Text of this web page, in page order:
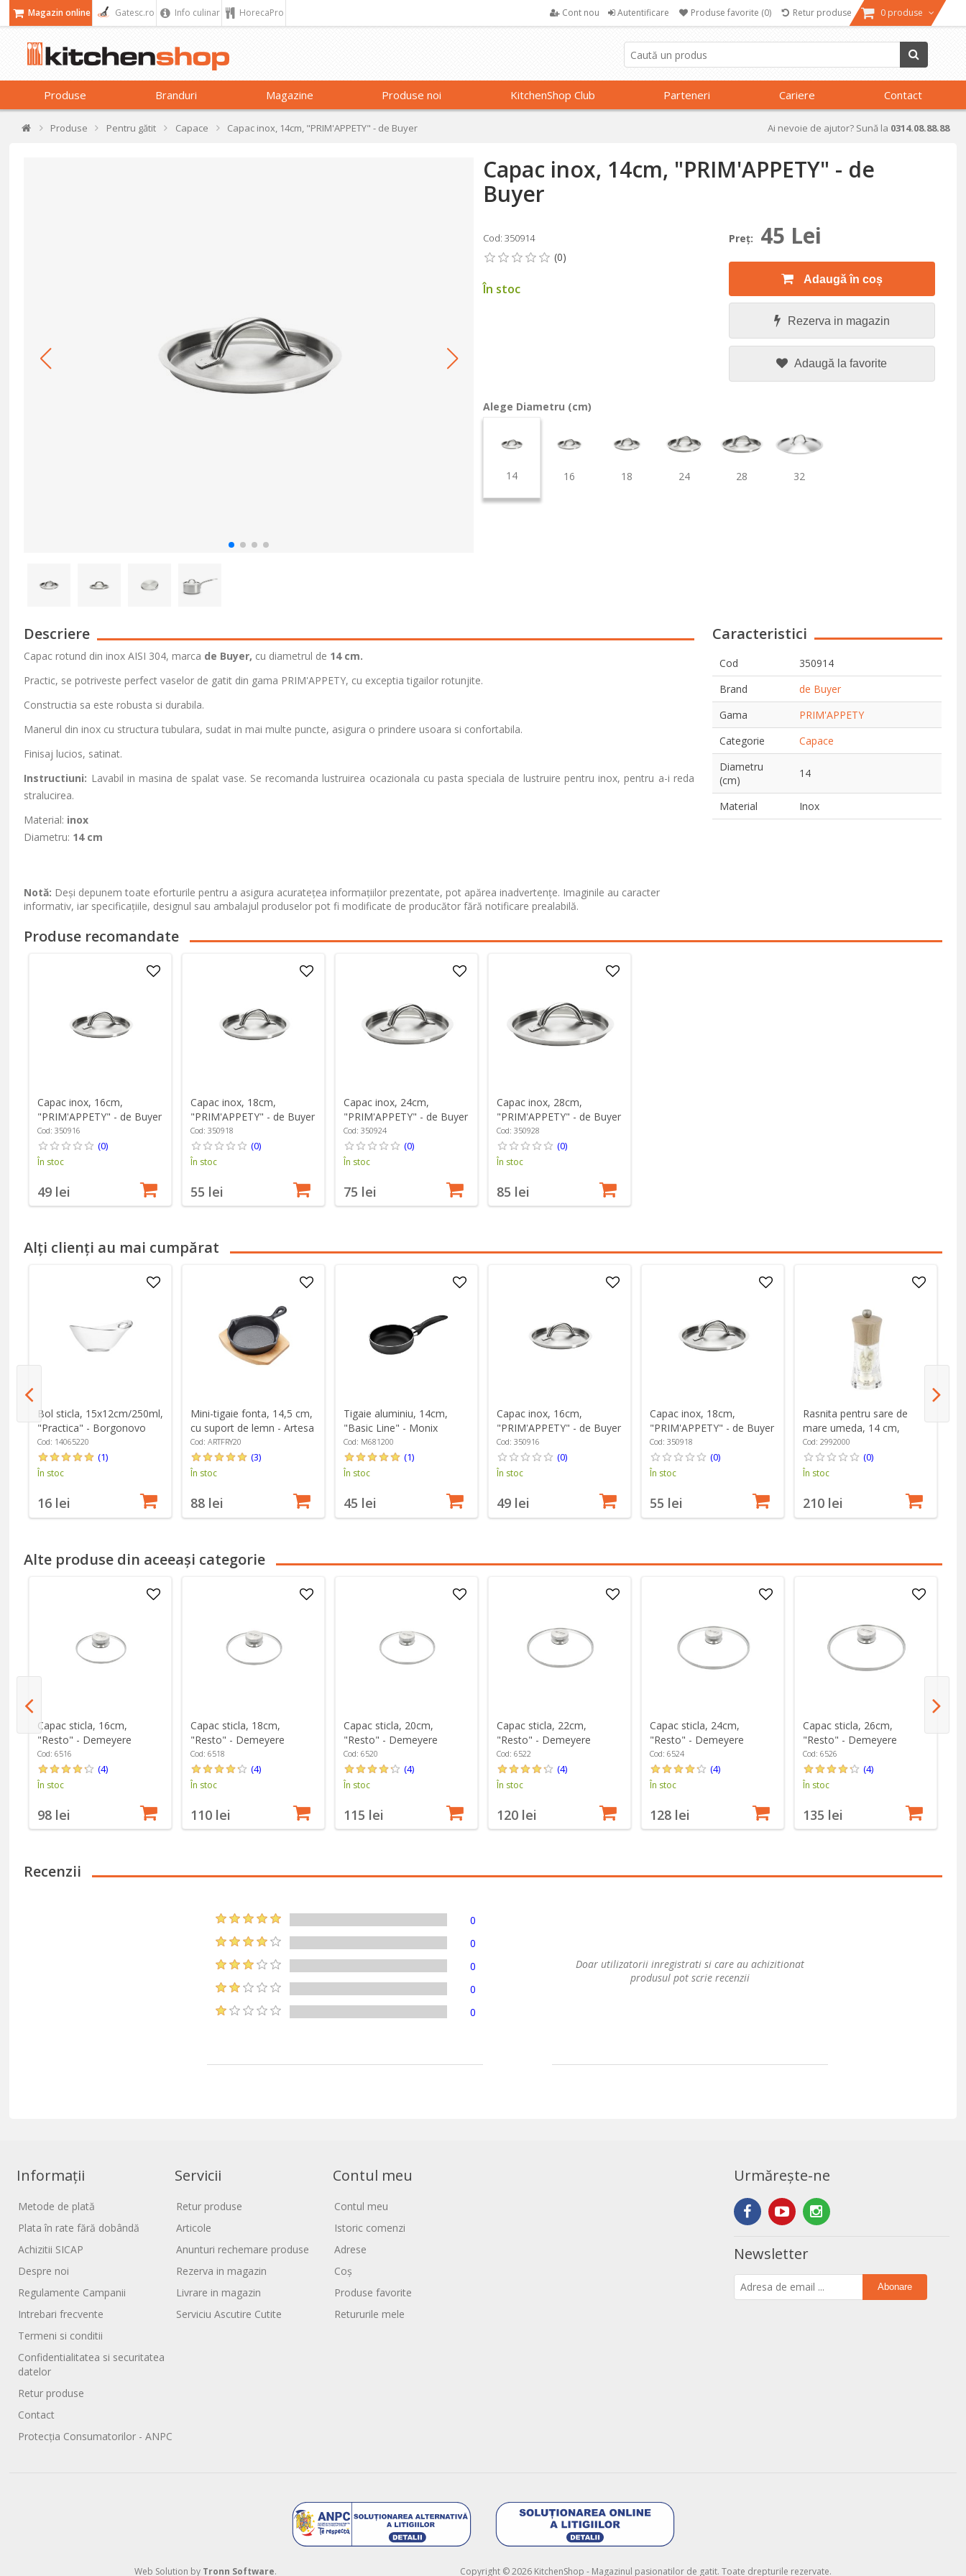
Magazin online Gatesc.ro Info culinar HorecaPro Cont nou Autentificare Produse favorite (0) Retur produse 0 produse
Produse Branduri Magazine Produse noi KitchenShop Club Parteneri Cariere Contact
Produse Pentru gătit Capace Capac inox, 14cm, "PRIM'APPETY" - de Buyer Ai nevoie de ajutor? Sună la 0314.08.88.88
Capac inox, 14cm, "PRIM'APPETY" - de
Buyer
Cod: 350914
În stoc
Preţ: 45 Lei
Adaugă în coș
Rezerva in magazin
Adaugă la favorite
Alege Diametru (cm)
14 16 18 24 28 32
Descriere
Capac rotund din inox AISI 304, marca de Buyer, cu diametrul de 14 cm.
Practic, se potriveste perfect vaselor de gatit din gama PRIM'APPETY, cu exceptia tigailor rotunjite.
Constructia sa este robusta si durabila.
Manerul din inox cu structura tubulara, sudat in mai multe puncte, asigura o prindere usoara si confortabila.
Finisaj lucios, satinat.
Instructiuni: Lavabil in masina de spalat vase. Se recomanda lustruirea ocazionala cu pasta speciala de lustruire pentru inox, pentru a-i reda
stralucirea.
Material: inox
Diametru: 14 cm
Caracteristici
Cod
350914
Brand
de Buyer
Gama
PRIM'APPETY
Categorie
Capace
Diametru
(cm)
14
Material Inox
Notă: Deși depunem toate eforturile pentru a asigura acuratețea informațiilor prezentate, pot apărea inadvertențe. Imaginile au caracter
informativ, iar specificațiile, designul sau ambalajul produselor pot fi modificate de producător fără notificare prealabilă.
Produse recomandate
Capac inox, 16cm,
"PRIM'APPETY" - de Buyer
Cod: 350916
(0)
În stoc
49 lei
Capac inox, 18cm,
"PRIM'APPETY" - de Buyer
Cod: 350918
(0)
În stoc
55 lei
Capac inox, 24cm,
"PRIM'APPETY" - de Buyer
Cod: 350924
(0)
În stoc
75 lei
Capac inox, 28cm,
"PRIM'APPETY" - de Buyer
Cod: 350928
(0)
În stoc
85 lei
Alți clienți au mai cumpărat
Bol sticla, 15x12cm/250ml,
"Practica" - Borgonovo
Cod: 14065220
(1)
În stoc
16 lei
Mini-tigaie fonta, 14,5 cm,
cu suport de lemn - Artesa
Cod: ARTFRY20
(3)
În stoc
88 lei
Tigaie aluminiu, 14cm,
"Basic Line" - Monix
Cod: M681200
(1)
În stoc
45 lei
Capac inox, 16cm,
"PRIM'APPETY" - de Buyer
Cod: 350916
(0)
În stoc
49 lei
Capac inox, 18cm,
"PRIM'APPETY" - de Buyer
Cod: 350918
(0)
În stoc
55 lei
Rasnita pentru sare de
mare umeda, 14 cm,
"Oleron Z", Natural -
Peugeot
Cod: 2992000
(0)
În stoc
210 lei
Alte produse din aceeași categorie
Capac sticla, 16cm,
"Resto" - Demeyere
Cod: 6516
(4)
În stoc
98 lei
Capac sticla, 18cm,
"Resto" - Demeyere
Cod: 6518
(4)
În stoc
110 lei
Capac sticla, 20cm,
"Resto" - Demeyere
Cod: 6520
(4)
În stoc
115 lei
Capac sticla, 22cm,
"Resto" - Demeyere
Cod: 6522
(4)
În stoc
120 lei
Capac sticla, 24cm,
"Resto" - Demeyere
Cod: 6524
(4)
În stoc
128 lei
Capac sticla, 26cm,
"Resto" - Demeyere
Cod: 6526
(4)
În stoc
135 lei
Recenzii
0
0
0
0
0
Doar utilizatorii inregistrati si care au achizitionat
produsul pot scrie recenzii
Informații
Metode de plată
Plata în rate fără dobândă
Achizitii SICAP
Despre noi
Regulamente Campanii
Intrebari frecvente
Termeni si conditii
Confidentialitatea si securitatea
datelor
Retur produse
Contact
Protecția Consumatorilor - ANPC
Servicii
Retur produse
Articole
Anunturi rechemare produse
Rezerva in magazin
Livrare in magazin
Serviciu Ascutire Cutite
Contul meu
Contul meu
Istoric comenzi
Adrese
Coș
Produse favorite
Retururile mele
Urmărește-ne
Newsletter
Abonare
Copyright © 2026 KitchenShop - Magazinul pasionatilor de gatit. Toate drepturile rezervate.
Web Solution by Tronn Software.